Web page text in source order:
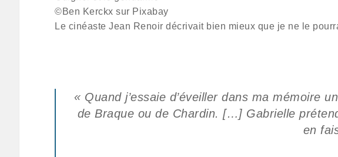
©Ben Kerckx sur Pixabay
Le cinéaste Jean Renoir décrivait bien mieux que je ne le
« Quand j’essaie d’éveiller dans ma mémoire
de Braque ou de Chardin. […] Gabrielle
en